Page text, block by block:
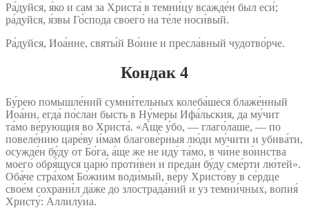
Ра́дуйся, я́ко и сам за Христа́ в темни́цу всажде́н был еси́;
ра́дуйся, я́звы Го́спода своего́ на те́ле носи́вый.
Ра́дуйся, Иоа́нне, святы́й Во́ине и пресла́вный чудотво́рче.
Кондак 4
Бу́рею помышле́ний сумни́тельных колеба́шеся блаже́нный
Иоа́нн, егда́ по́слан бысть в Ну́меры Ифа́льския, да му́чит
та́мо ве́рующия во Христа́. «А́ще у́бо, — глаго́лаше, — по
повеле́нию царе́ву и́мам благове́рныя лю́ди му́чити и убива́ти,
осужде́н бу́ду от Бо́га, а́ще же не иду́ та́мо, в чи́не во́инства
моего́ обря́щуся царю́ проти́вен и преда́н бу́ду сме́рти лю́тей».
Оба́че стра́хом Бо́жиим води́мый, ве́ру Христо́ву в се́рдце
свое́м сохрани́л да́же до злострада́ний и уз темни́чных, вопия́
Христу́: Аллилу́иа.